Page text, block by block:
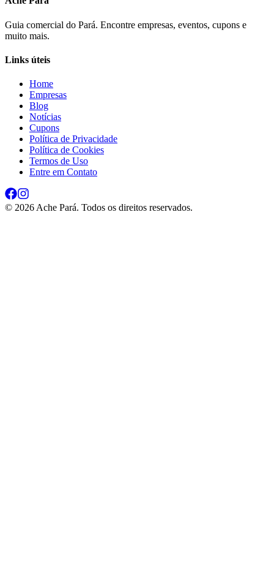
Guia comercial do Pará. Encontre empresas, eventos, cupons e
muito mais.
Links úteis
Home
Empresas
Blog
Notícias
Cupons
Política de Privacidade
Política de Cookies
Termos de Uso
Entre em Contato
© 2026 Ache Pará. Todos os direitos reservados.